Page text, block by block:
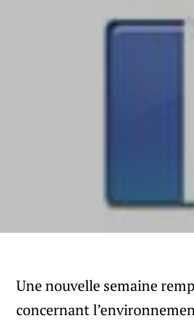
Une nouvelle semaine
concernant